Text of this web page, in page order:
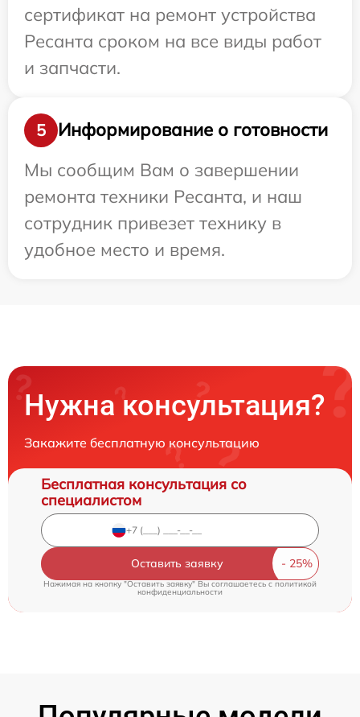
сертификат на ремонт устройства
Ресанта сроком на все виды работ
и запчасти.
5
Информирование о готовности
Мы сообщим Вам о завершении
ремонта техники Ресанта, и наш
сотрудник привезет технику в
удобное место и время.
Нужна консультация?
Закажите бесплатную консультацию
Бесплатная консультация со
специалистом
Оставить заявку
Нажимая на кнопку "Оставить заявку" Вы соглашаетесь cполитикой
конфиденциальности